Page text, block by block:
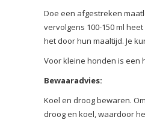
Doe een afgestreken
vervolgens 100-150 ml
het door hun maaltijd. Je
Voor kleine honden is een
Bewaaradvies:
Koel en droog bewaren.
droog en koel, waardoor